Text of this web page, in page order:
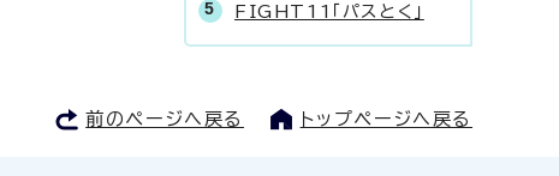
FIGHT11「パスとく」
前のページへ戻る トップページへ戻る